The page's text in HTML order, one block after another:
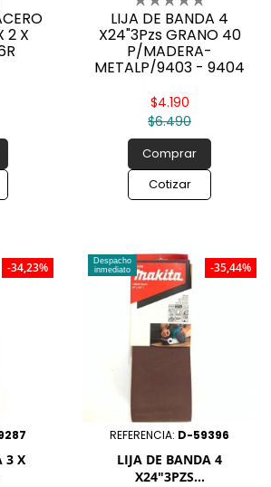
2 X
LIJA DE BANDA 4
X24"3Pzs GRANO 40
P/MADERA-
METALP/9403 - 9404
$6.490
$4.190
Comprar
Cotizar
3 X
-34,23%
Despacho
inmediato
REFERENCIA: D-59396
LIJA DE BANDA 4
X24"3PZS...
-35,44%